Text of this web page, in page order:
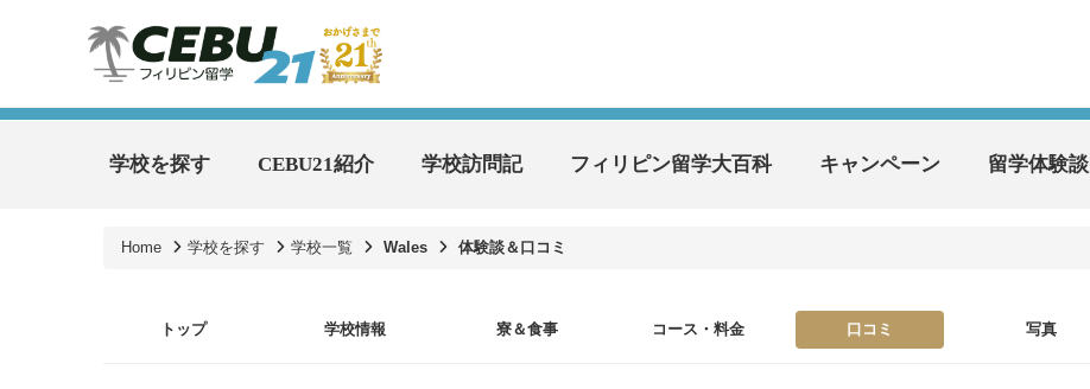
学校を探す CEBU21紹介 学校訪問記 フィリピン留学大百科 キャンペーン 留学体験談
Home 学校を探す 学校一覧 Wales 体験談＆口コミ
トップ 学校情報 寮＆食事 コース・料金 口コミ 写真